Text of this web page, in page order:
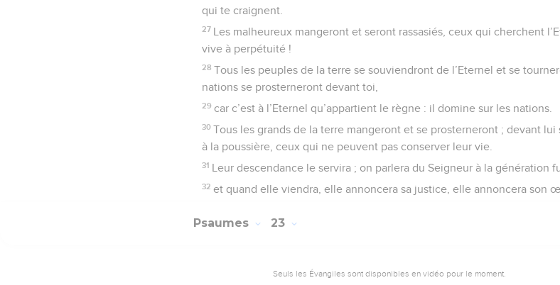
qui te craignent.
27 Les malheureux mangeront et seront rassasiés, ceux qui cherchent
vive à perpétuité !
28 Tous les peuples de la terre se souviendront de l’Eternel et se
nations se prosterneront devant toi,
29 car c’est à l’Eternel qu’appartient le règne : il domine sur les nations.
30 Tous les grands de la terre mangeront et se prosterneront ; devant
à la poussière, ceux qui ne peuvent pas conserver leur vie.
31 Leur descendance le servira ; on parlera du Seigneur à la génération
32 et quand elle viendra, elle annoncera sa justice, elle annoncera son
Psaumes 23
Seuls les Évangiles sont disponibles en vidéo pour le moment.